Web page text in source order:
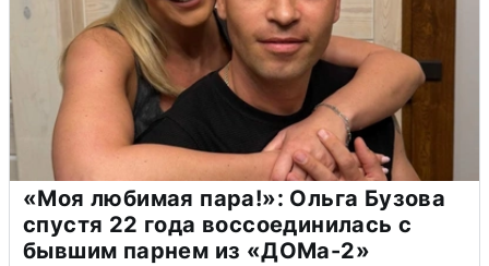
«Моя любимая пара!»: Ольга Бузова
спустя 22 года воссоединилась с
бывшим парнем из «ДОМа-2»